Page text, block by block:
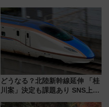
響
どうなる？北陸新幹線延伸 「桂
川案」決定も課題あり SNS上の